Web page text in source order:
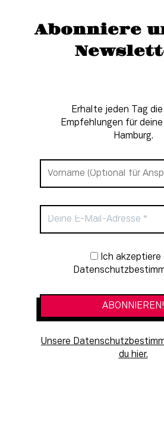
Abonniere
Erhalte jeden Tag
Empfehlungen für
Hamburg.
Newsletter-Anmeldung
Unsere
du hier.